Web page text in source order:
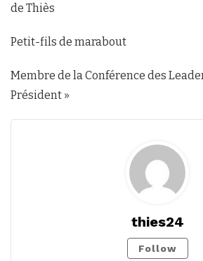
de Thiès
Petit-fils de marabout
Membre de la Conférence des
Président »
thies24
Follow